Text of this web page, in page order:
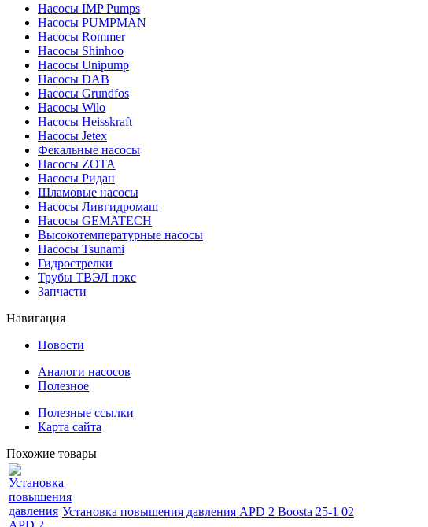
Насосы IMP Pumps
Насосы PUMPMAN
Насосы Rommer
Насосы Shinhoo
Насосы Unipump
Насосы DAB
Насосы Grundfos
Насосы Wilo
Насосы Heisskraft
Насосы Jetex
Фекальные насосы
Насосы ZOTA
Насосы Ридан
Шламовые насосы
Насосы Ливгидромаш
Насосы GEMATECH
Высокотемпературные насосы
Насосы Tsunami
Гидрострелки
Трубы ТВЭЛ пэкс
Запчасти
Навигация
Новости
Аналоги насосов
Полезное
Полезные ссылки
Карта сайта
Похожие товары
Установка повышения давления APD 2 Boosta 25-1 02